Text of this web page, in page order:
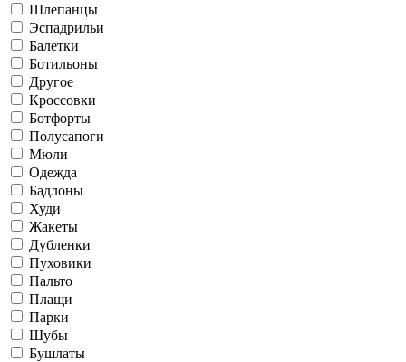
Шлепанцы
Эспадрильи
Балетки
Ботильоны
Другое
Кроссовки
Ботфорты
Полусапоги
Мюли
Одежда
Бадлоны
Худи
Жакеты
Дубленки
Пуховики
Пальто
Плащи
Парки
Шубы
Бушлаты